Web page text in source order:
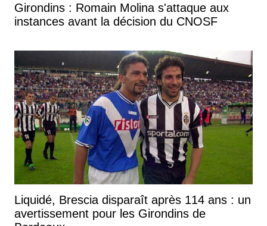
Girondins : Romain Molina s'attaque aux
instances avant la décision du CNOSF
Liquidé, Brescia disparaît après 114 ans : un
avertissement pour les Girondins de